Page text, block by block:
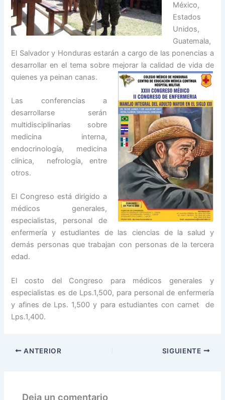
México,
Estados
Unidos,
Guatemala,
El Salvador y Honduras estarán a cargo de las ponencias a
desarrollar en el tema sobre mejorar la calidad de vida de
quienes ya peinan canas.
Las conferencias a
desarrollarse serán
multidisciplinarias sobre
medicina interna,
endocrinología, medicina
clínica, nefrología, entre
otros.
El Congreso está dirigido a
médicos generales,
especialistas, personal de
enfermería y estudiantes de las ciencias de la salud y
demás personas que trabajan con personas de la tercera
edad.
El costo del Congreso para médicos generales y
especialistas es de Lps.1,500, para personal de enfermería
y afines de Lps. 1,500 y para estudiantes con carnet de
Lps.1,400.
ANTERIOR SIGUIENTE
Deja un comentario